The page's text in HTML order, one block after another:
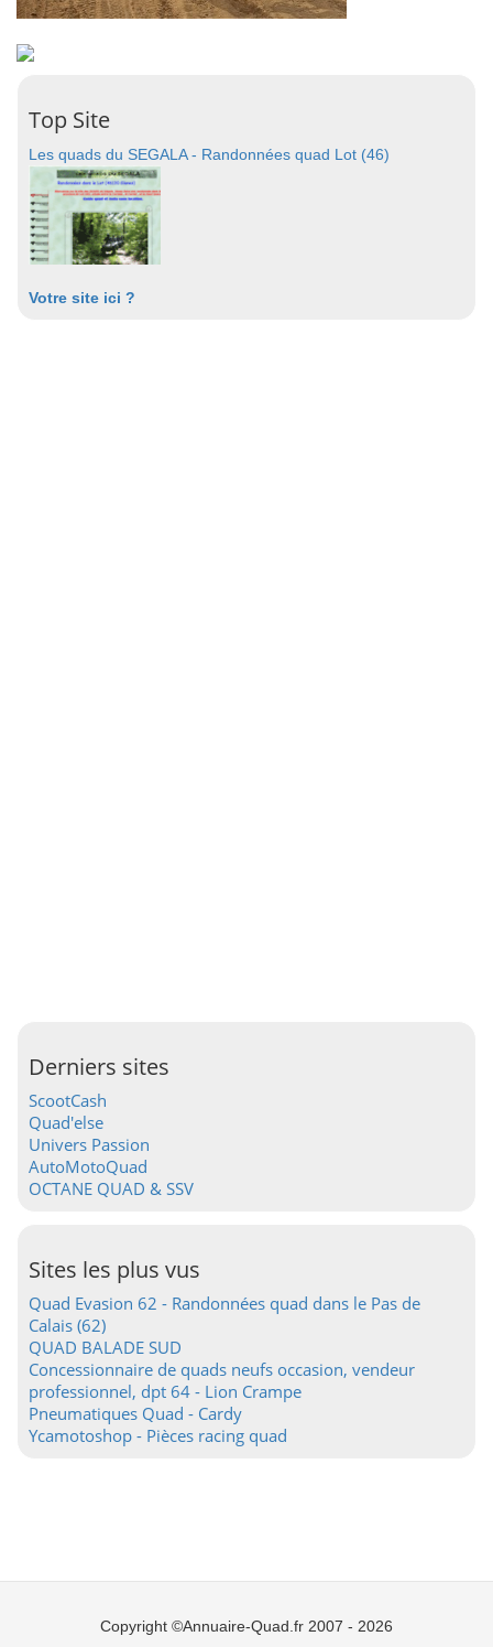
Top Site
Les quads du SEGALA - Randonnées quad Lot (46)
Votre site ici ?
Derniers sites
ScootCash
Quad'else
Univers Passion
AutoMotoQuad
OCTANE QUAD & SSV
Sites les plus vus
Quad Evasion 62 - Randonnées quad dans le Pas de
Calais (62)
QUAD BALADE SUD
Concessionnaire de quads neufs occasion, vendeur
professionnel, dpt 64 - Lion Crampe
Pneumatiques Quad - Cardy
Ycamotoshop - Pièces racing quad
Copyright ©Annuaire-Quad.fr 2007 - 2026